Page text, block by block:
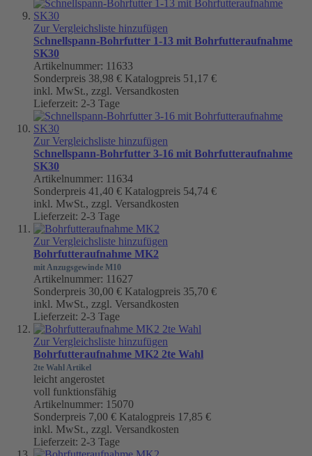
Zur Vergleichsliste hinzufügen
Schnellspann-Bohrfutter 1-13 mit Bohrfutteraufnahme
SK30
Artikelnummer: 11633
Sonderpreis 38,98 € Katalogpreis 51,17 €
inkl. MwSt., zzgl. Versandkosten
Lieferzeit: 2-3 Tage
Zur Vergleichsliste hinzufügen
Schnellspann-Bohrfutter 3-16 mit Bohrfutteraufnahme
SK30
Artikelnummer: 11634
Sonderpreis 41,40 € Katalogpreis 54,74 €
inkl. MwSt., zzgl. Versandkosten
Lieferzeit: 2-3 Tage
Zur Vergleichsliste hinzufügen
Bohrfutteraufnahme MK2
mit Anzugsgewinde M10
Artikelnummer: 11627
Sonderpreis 30,00 € Katalogpreis 35,70 €
inkl. MwSt., zzgl. Versandkosten
Lieferzeit: 2-3 Tage
Zur Vergleichsliste hinzufügen
Bohrfutteraufnahme MK2 2te Wahl
2te Wahl Artikel
leicht angerostet
voll funktionsfähig
Artikelnummer: 15070
Sonderpreis 7,00 € Katalogpreis 17,85 €
inkl. MwSt., zzgl. Versandkosten
Lieferzeit: 2-3 Tage